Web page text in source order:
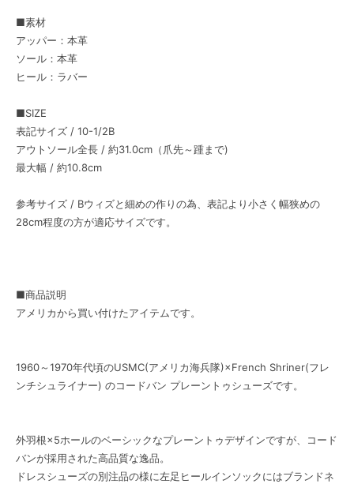
■素材
アッパー：本革
ソール：本革
ヒール：ラバー
■SIZE
表記サイズ / 10-1/2B
アウトソール全長 / 約31.0cm（爪先～踵まで)
最大幅 / 約10.8cm
参考サイズ / Bウィズと細めの作りの為、表記より小さく幅狭めの
28cm程度の方が適応サイズです。
■商品説明
アメリカから買い付けたアイテムです。
1960～1970年代頃のUSMC(アメリカ海兵隊)×French Shriner(フレ
ンチシュライナー) のコードバン プレーントゥシューズです。
外羽根×5ホールのベーシックなプレーントゥデザインですが、コード
バンが採用された高品質な逸品。
ドレスシューズの別注品の様に左足ヒールインソックにはブランドネ